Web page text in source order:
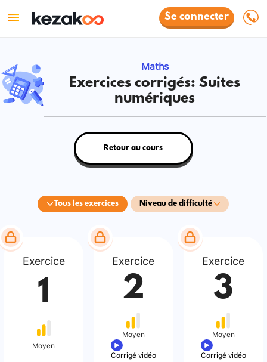
Se connecter
Maths
Exercices corrigés: Suites
numériques
Tous les exercices Niveau de difficulté
Retour au cours
Exercice
1
Moyen
Exercice
2
Moyen
Corrigé vidéo
Exercice
3
Moyen
Corrigé vidéo